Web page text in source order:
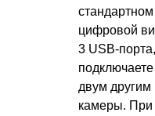
цифровой
3 USB-
двум
камеры. При